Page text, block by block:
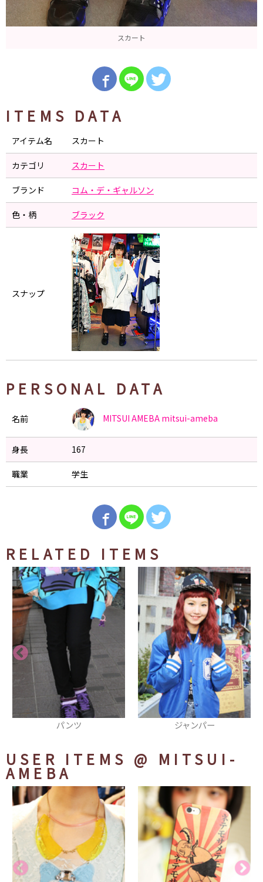
スカート
ITEMS DATA
アイテム名 スカート
カテゴリ スカート
ブランド コム・デ・ギャルソン
色・柄 ブラック
スナップ
PERSONAL DATA
名前 MITSUI AMEBA mitsui-ameba
身長 167
職業 学生
RELATED ITEMS
ジャンパー タイツ
USER ITEMS @ MITSUI-
AMEBA